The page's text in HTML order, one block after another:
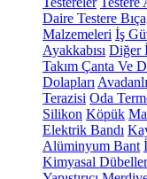
Daire Testere
Malzemeleri İş
Ayakkabısı Diğer
Takım Çanta Ve
Dolapları
Terazisi Oda
Silikon Köpük
Elektrik Bandı
Alüminyum Bant
Kimyasal Dübeller